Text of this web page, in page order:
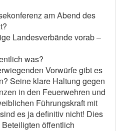
am Abend des
Landesverbände vorab –
was?
Vorwürfe gibt es
Seine klare Haltung gegen
in den Feuerwehren und
Führungskraft mit
es ja definitiv nicht! Dies
öffentlich